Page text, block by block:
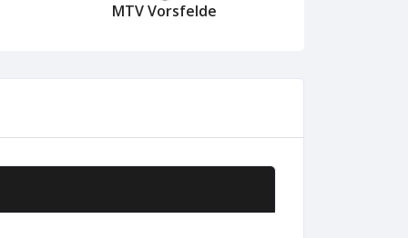
MTV Vorsfelde